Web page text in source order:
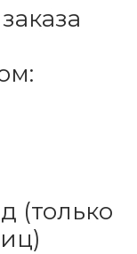
(только